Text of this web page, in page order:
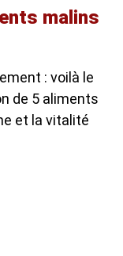
malins
: voilà le
de 5 aliments
et la vitalité